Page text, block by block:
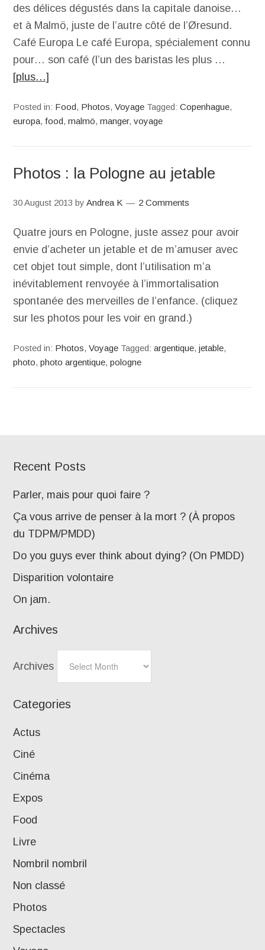
des délices dégustés dans la capitale danoise…
et à Malmö, juste de l’autre côté de l’Øresund.
Café Europa Le café Europa, spécialement connu
pour… son café (l’un des baristas les plus …
[plus…]
Posted in: Food, Photos,Voyage Tagged:Copenhague,
europa,food,malmö,manger,voyage
Photos : la Pologne au jetable
30 August 2013 byAndrea K 2 Comments
Quatre jours en Pologne, juste assez pour avoir
envie d’acheter un jetable et de m’amuser avec
cet objet tout simple, dont l’utilisation m’a
inévitablement renvoyée à l’immortalisation
spontanée des merveilles de l’enfance. (cliquez
sur les photos pour les voir en grand.)
Posted in: Photos,Voyage Tagged:argentique,jetable,
photo,photo argentique,pologne
Recent Posts
Parler, mais pour quoi faire ?
Ça vous arrive de penser à la mort ? (À propos
du TDPM/PMDD)
Do you guys ever think about dying? (On PMDD)
Disparition volontaire
On jam.
Archives
Archives
Categories
Actus
Ciné
Cinéma
Expos
Food
Livre
Nombril nombril
Non classé
Photos
Spectacles